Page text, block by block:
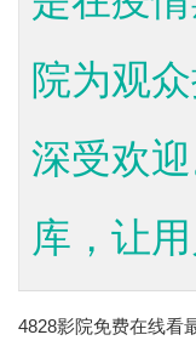
院为观
深受欢
库，让
4828影院免费在线看